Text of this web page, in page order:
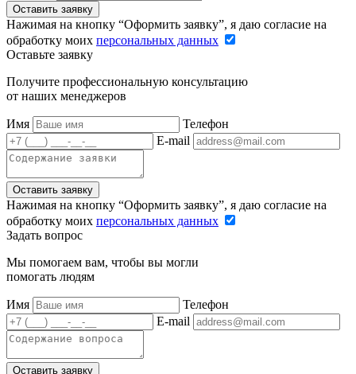
Оставить заявку
Нажимая на кнопку “Оформить заявку”, я даю согласие на
обработку моих персональных данных
Оставьте заявку
Получите профессиональную консультацию
от наших менеджеров
Имя
Телефон
E-mail
Оставить заявку
Нажимая на кнопку “Оформить заявку”, я даю согласие на
обработку моих персональных данных
Задать вопрос
Мы помогаем вам, чтобы вы могли
помогать людям
Имя
Телефон
E-mail
Оставить заявку